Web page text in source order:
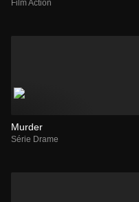
Film Action
Murder
Série Drame